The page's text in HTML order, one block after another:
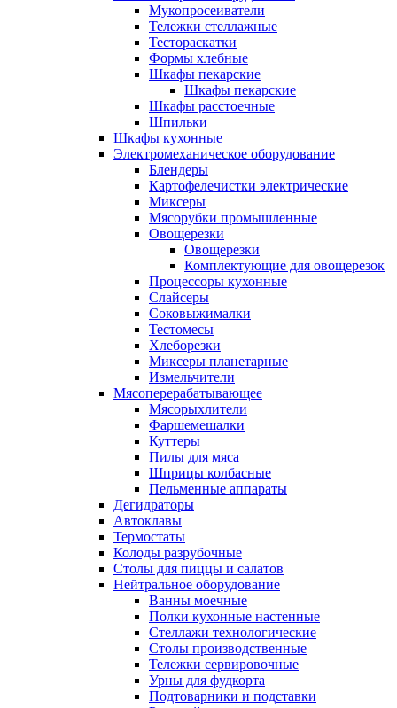
Мукопросеиватели
Тележки стеллажные
Тестораскатки
Формы хлебные
Шкафы пекарские
Шкафы пекарские
Шкафы расстоечные
Шпильки
Шкафы кухонные
Электромеханическое оборудование
Блендеры
Картофелечистки электрические
Миксеры
Мясорубки промышленные
Овощерезки
Овощерезки
Комплектующие для овощерезок
Процессоры кухонные
Слайсеры
Соковыжималки
Тестомесы
Хлеборезки
Миксеры планетарные
Измельчители
Мясоперерабатывающее
Мясорыхлители
Фаршемешалки
Куттеры
Пилы для мяса
Шприцы колбасные
Пельменные аппараты
Дегидраторы
Автоклавы
Термостаты
Колоды разрубочные
Столы для пиццы и салатов
Нейтральное оборудование
Ванны моечные
Полки кухонные настенные
Стеллажи технологические
Столы производственные
Тележки сервировочные
Урны для фудкорта
Подтоварники и подставки